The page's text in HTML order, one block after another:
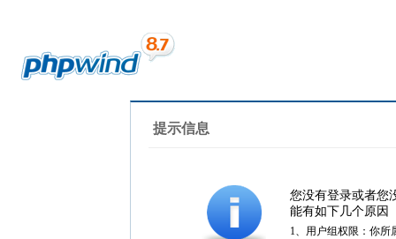
提示信息
您没有登录或者您
能有如下几个原因
1、用户组权限：你所